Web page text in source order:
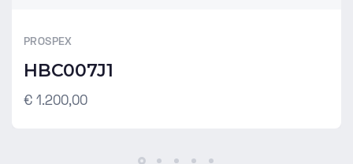
PROSPEX
HBC007J1
€ 1.200,00